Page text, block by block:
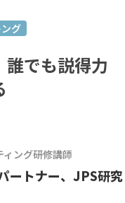
グ
誰でも説得力
ング研修講師
ートナー、JPS研究